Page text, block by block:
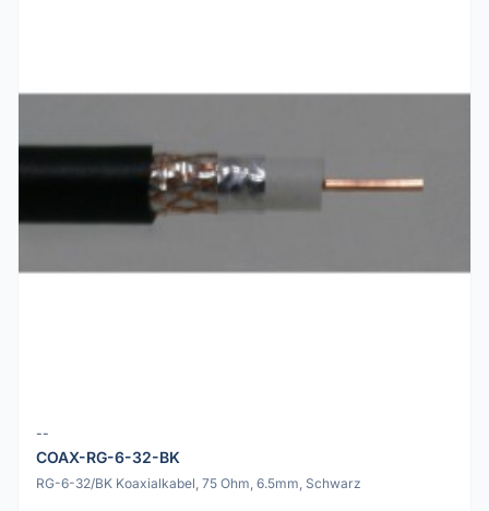
--
COAX-RG-6-32-BK
RG-6-32/BK Koaxialkabel, 75 Ohm, 6.5mm, Schwarz